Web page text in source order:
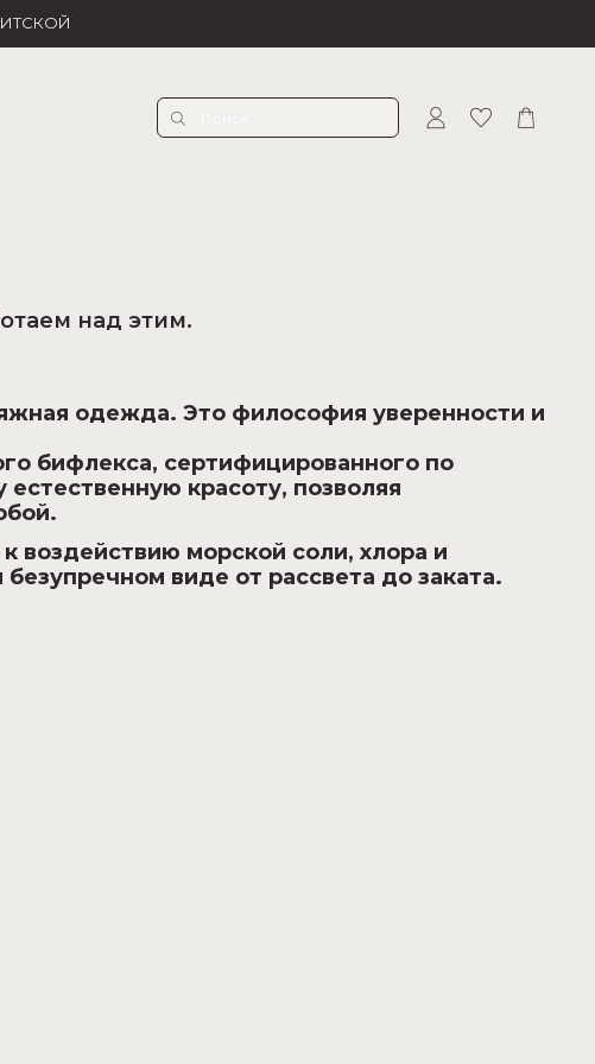
над этим.
одежда. Это философия уверенности и
бифлекса, сертифицированного по
красоту, позволяя
воздействию морской соли, хлора и
виде от рассвета до заката.